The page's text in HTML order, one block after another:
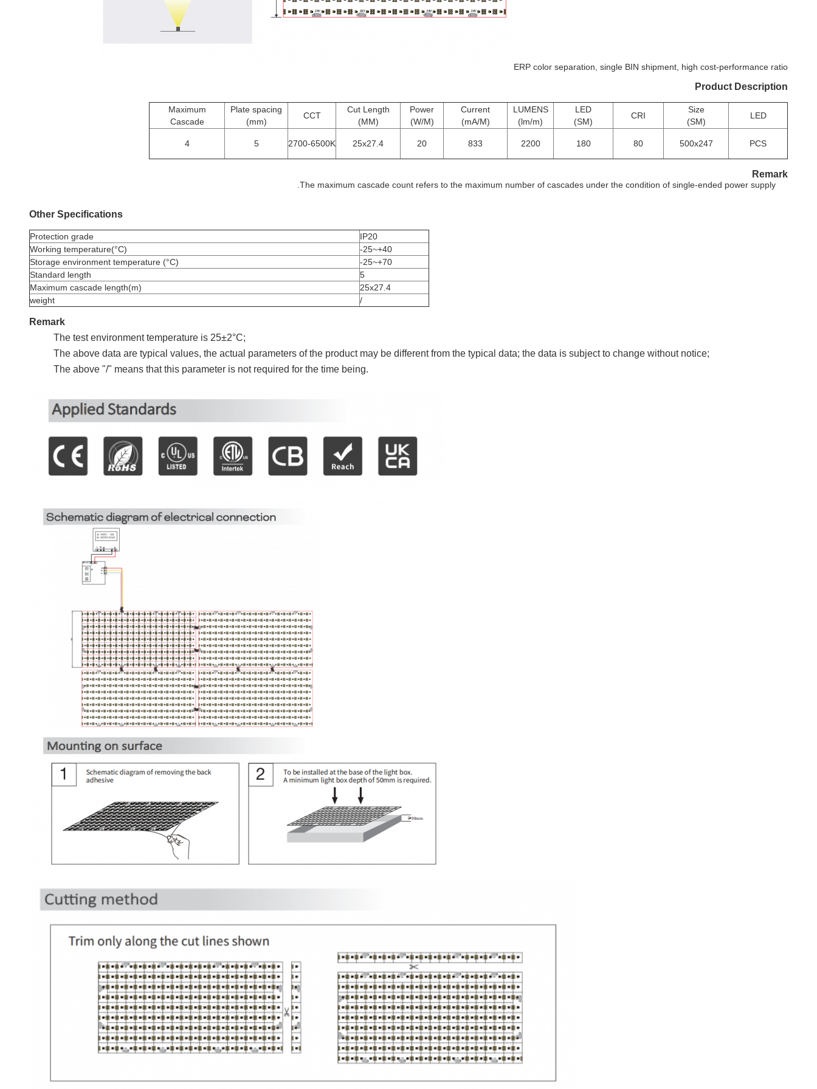
ERP color separation, single BIN shipment, high cost-performance ratio
Product Description
LED
Size
(SM)
CRI
LED
(SM)
LUMENS
(lm/m)
Current
(mA/M)
Power
(W/M)
Cut Length
(MM)
CCT
Plate spacing
(mm)
Maximum
Cascade
PCS
500x247
80
180
2200
833
20
25x27.4
2700-6500K
5
4
Remark
The maximum cascade count refers to the maximum number of cascades under the condition of single-ended power supply.
Other Specifications
Protection grade
IP20
Working temperature(°C)
-25~+40
Storage environment temperature (°C)
-25~+70
Standard length
5
Maximum cascade length(m)
25x27.4
weight
/
Remark
The test environment temperature is 25±2°C;
The above data are typical values, the actual parameters of the product may be different from the typical data; the data is subject to change without notice;
The above "/" means that this parameter is not required for the time being.